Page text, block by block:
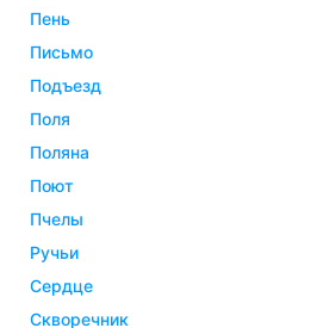
пень
письмо
подъезд
поля
поляна
поют
пчелы
ручьи
сердце
скворечник